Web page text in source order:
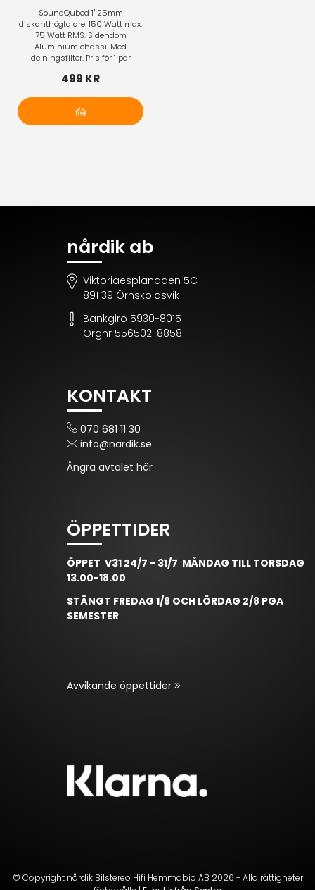
SoundQubed 1" 25mm
diskanthögtalare. 150 Watt max,
75 Watt RMS. Sidendom
Aluminium chassi. Med
delningsfilter. Pris för 1 par
499 KR
nårdik ab
Viktoriaesplanaden 5C
891 39 Örnsköldsvik
Bankgiro 5930-8015
Orgnr 556502-8858
KONTAKT
070 681 11 30
info@nardik.se
Ångra avtalet här
ÖPPETTIDER
ÖPPET V31 24/7 - 31/7 MÅNDAG TILL TORSDAG
13.00-18.00
STÄNGT FREDAG 1/8 OCH LÖRDAG 2/8 PGA
SEMESTER
Avvikande öppettider
© Copyright nårdik Bilstereo Hifi Hemmabio AB 2026 - Alla rättigheter